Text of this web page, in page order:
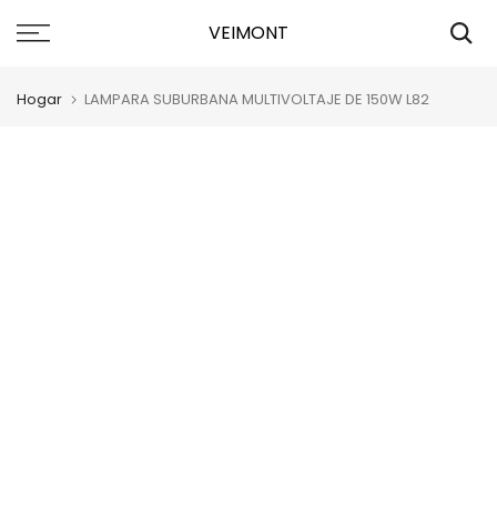
Saltar
VEIMONT
Hogar LAMPARA SUBURBANA MULTIVOLTAJE DE 150W L82